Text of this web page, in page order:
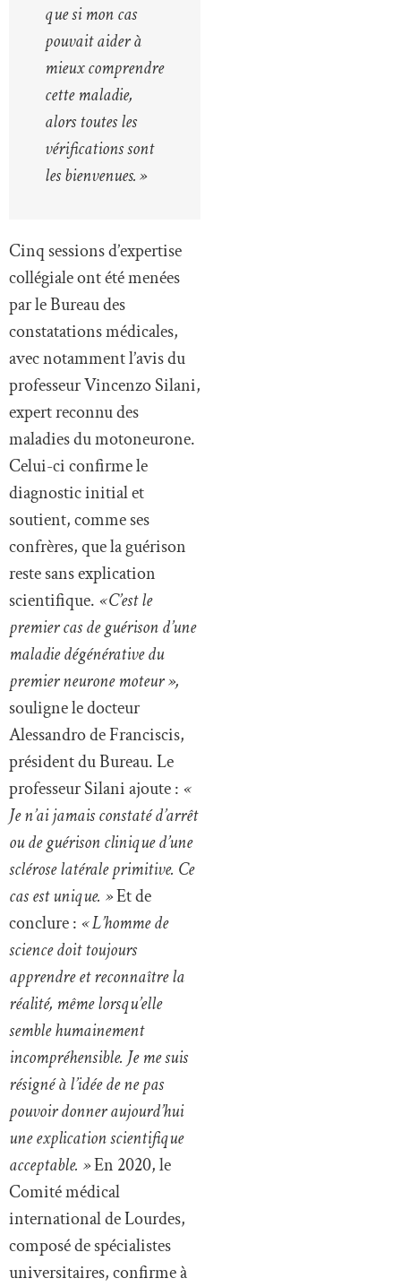
que si mon cas
pouvait aider à
mieux comprendre
cette maladie,
alors toutes les
vérifications sont
les bienvenues. »
Cinq sessions d’expertise
collégiale ont été menées
par le Bureau des
constatations médicales,
avec notamment l’avis du
professeur Vincenzo Silani,
expert reconnu des
maladies du motoneurone.
Celui-ci confirme le
diagnostic initial et
soutient, comme ses
confrères, que la guérison
reste sans explication
scientifique. « C’est le
premier cas de guérison d’une
maladie dégénérative du
premier neurone moteur »,
souligne le docteur
Alessandro de Franciscis,
président du Bureau. Le
professeur Silani ajoute : «
Je n’ai jamais constaté d’arrêt
ou de guérison clinique d’une
sclérose latérale primitive. Ce
cas est unique. »Et de
conclure : « L’homme de
science doit toujours
apprendre et reconnaître la
réalité, même lorsqu’elle
semble humainement
incompréhensible. Je me suis
résigné à l’idée de ne pas
pouvoir donner aujourd’hui
une explication scientifique
acceptable. »En 2020, le
Comité médical
international de Lourdes,
composé de spécialistes
universitaires, confirme à